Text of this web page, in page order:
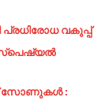
പ്രധിരോധ വകുപ്പ്
സ്പെഷ്യൽ
സോണുകൾ :